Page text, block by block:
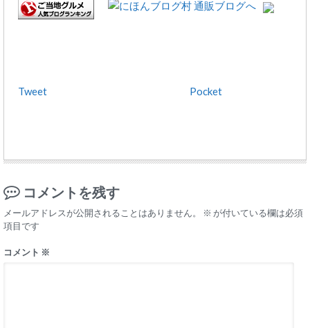
Tweet Pocket
コメントを残す
メールアドレスが公開されることはありません。 ※ が付いている欄は必須
項目です
コメント ※